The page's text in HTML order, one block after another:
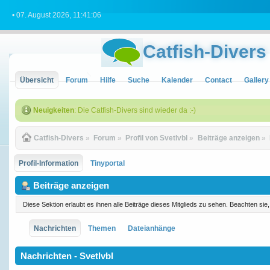
• 07. August 2026, 11:41:06
Catfish-Divers
Übersicht Forum Hilfe Suche Kalender Contact Gallery
Neuigkeiten: Die Catfish-Divers sind wieder da :-)
Catfish-Divers » Forum » Profil von Svetlvbl » Beiträge anzeigen»
Profil-Information Tinyportal
Beiträge anzeigen
Diese Sektion erlaubt es ihnen alle Beiträge dieses Mitglieds zu sehen. Beachten
Nachrichten Themen Dateianhänge
Nachrichten - Svetlvbl